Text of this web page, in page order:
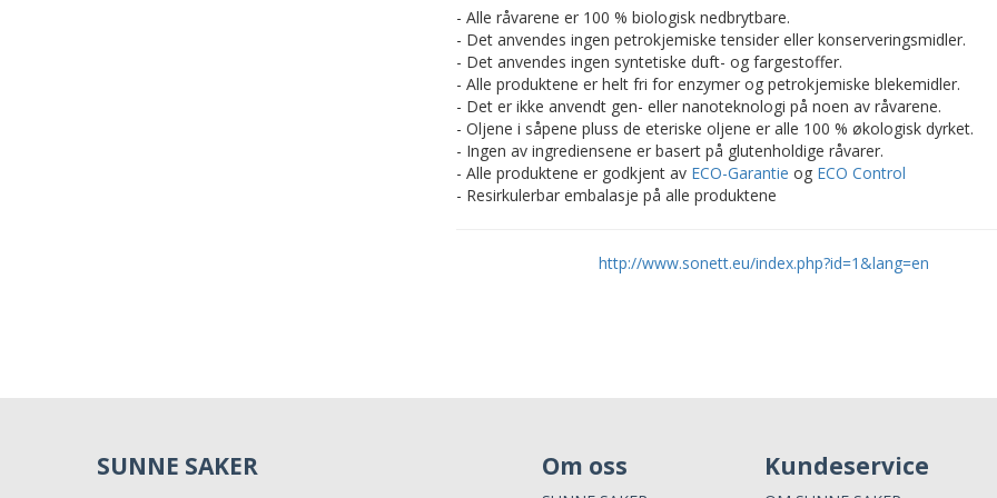
- Alle råvarene er 100 % biologisk nedbrytbare.
- Det anvendes ingen petrokjemiske tensider eller konserveringsmidler.
- Det anvendes ingen syntetiske duft- og fargestoffer.
- Alle produktene er helt fri for enzymer og petrokjemiske blekemidler.
- Det er ikke anvendt gen- eller nanoteknologi på noen av råvarene.
- Oljene i såpene pluss de eteriske oljene er alle 100 % økologisk dyrket.
- Ingen av ingrediensene er basert på glutenholdige råvarer.
- Alle produktene er godkjent av ECO-Garantie og ECO Control
- Resirkulerbar embalasje på alle produktene
http://www.sonett.eu/index.php?id=1&lang=en
SUNNE SAKER Om oss Kundeservice